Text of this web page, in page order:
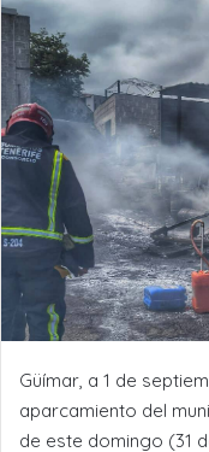
Güímar, a 1 de
aparcamiento del
de este domingo (31